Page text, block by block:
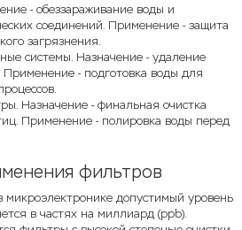
- обеззараживание воды и
соединений. Применение - защита
загрязнения.
системы. Назначение - удаление
Применение - подготовка воды для
Назначение - финальная очистка
Применение - полировка воды перед
фильтров
микроэлектронике допустимый уровень
в частях на миллиард (ppb).